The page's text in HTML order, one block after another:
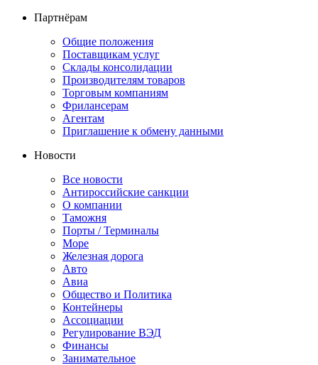
Партнёрам
Общие положения
Поставщикам услуг
Склады консолидации
Производителям товаров
Торговым компаниям
Фрилансерам
Агентам
Приглашение к обмену данными
Новости
Все новости
Антироссийские санкции
О компании
Таможня
Порты / Терминалы
Море
Железная дорога
Авто
Авиа
Общество и Политика
Контейнеры
Ассоциации
Регулирование ВЭД
Финансы
Занимательное